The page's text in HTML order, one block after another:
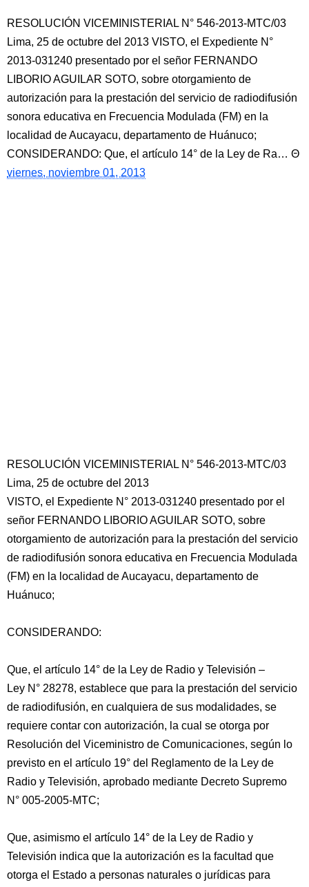
RESOLUCIÓN VICEMINISTERIAL N° 546-2013-MTC/03
Lima, 25 de octubre del 2013 VISTO, el Expediente N°
2013-031240 presentado por el señor FERNANDO
LIBORIO AGUILAR SOTO, sobre otorgamiento de
autorización para la prestación del servicio de radiodifusión
sonora educativa en Frecuencia Modulada (FM) en la
localidad de Aucayacu, departamento de Huánuco;
CONSIDERANDO: Que, el artículo 14° de la Ley de Ra…
viernes, noviembre 01, 2013
RESOLUCIÓN VICEMINISTERIAL N° 546-2013-MTC/03
Lima, 25 de octubre del 2013
VISTO, el Expediente N° 2013-031240 presentado por el
señor FERNANDO LIBORIO AGUILAR SOTO, sobre
otorgamiento de autorización para la prestación del servicio
de radiodifusión sonora educativa en Frecuencia Modulada
(FM) en la localidad de Aucayacu, departamento de
Huánuco;
CONSIDERANDO:
Que, el artículo 14° de la Ley de Radio y Televisión –
Ley N° 28278, establece que para la prestación del servicio
de radiodifusión, en cualquiera de sus modalidades, se
requiere contar con autorización, la cual se otorga por
Resolución del Viceministro de Comunicaciones, según lo
previsto en el artículo 19° del Reglamento de la Ley de
Radio y Televisión, aprobado mediante Decreto Supremo
N° 005-2005-MTC;
Que, asimismo el artículo 14° de la Ley de Radio y
Televisión indica que la autorización es la facultad que
otorga el Estado a personas naturales o jurídicas para